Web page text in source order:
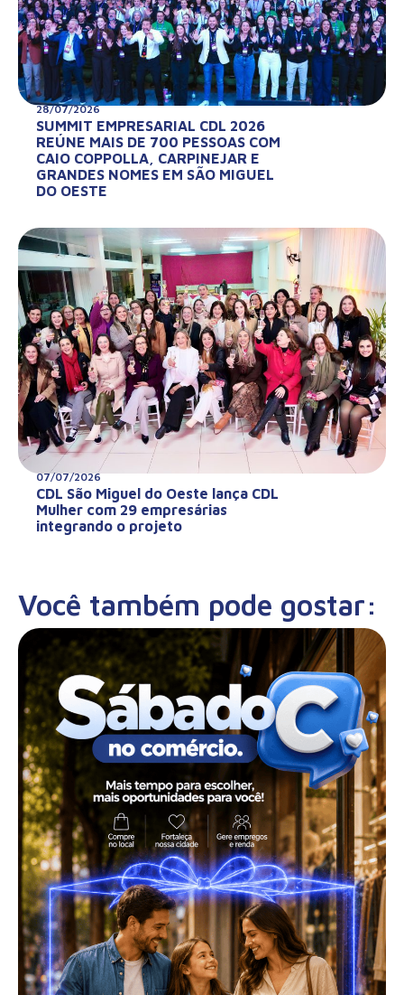
28/07/2026
SUMMIT EMPRESARIAL CDL 2026
REÚNE MAIS DE 700 PESSOAS COM
CAIO COPPOLLA, CARPINEJAR E
GRANDES NOMES EM SÃO MIGUEL
DO OESTE
07/07/2026
CDL São Miguel do Oeste lança CDL
Mulher com 29 empresárias
integrando o projeto
Você também pode gostar: